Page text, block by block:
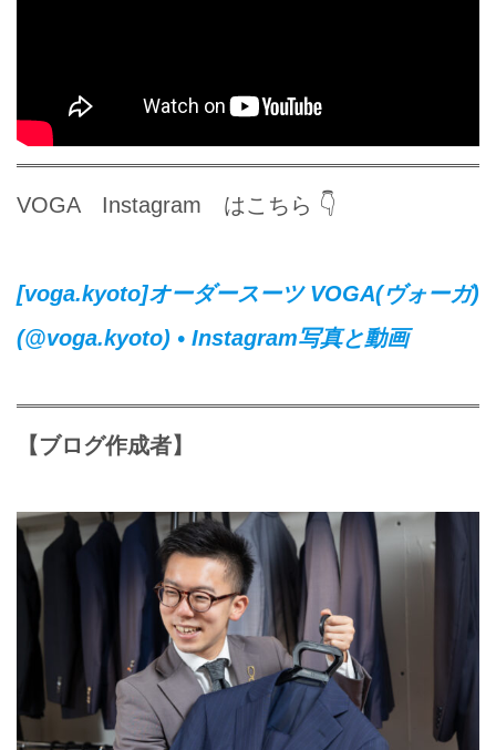
VOGA Instagram はこちら 👇
[voga.kyoto]オーダースーツ VOGA(ヴォーガ)
(@voga.kyoto) • Instagram写真と動画
【ブログ作成者】